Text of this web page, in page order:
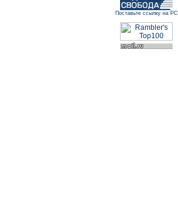
Поставьте ссылку на РС